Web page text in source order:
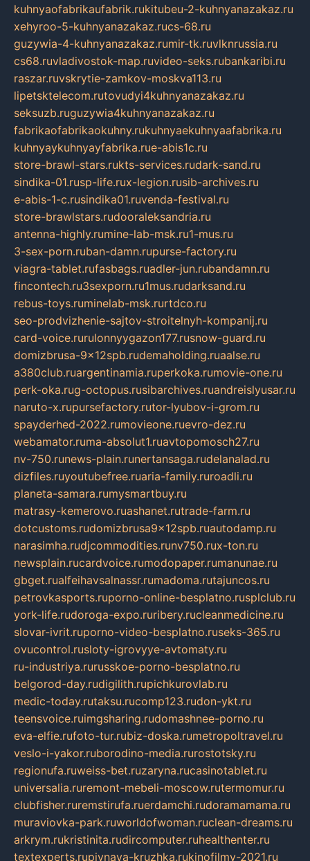
kuhnyaofabrikaufabrik.rukitubeu-2-kuhnyanazakaz.ru
xehyroo-5-kuhnyanazakaz.rucs-68.ru
guzywia-4-kuhnyanazakaz.rumir-tk.ruvlknrussia.ru
cs68.ruvladivostok-map.ruvideo-seks.rubankaribi.ru
raszar.ruvskrytie-zamkov-moskva113.ru
lipetsktelecom.rutovudyi4kuhnyanazakaz.ru
seksuzb.ruguzywia4kuhnyanazakaz.ru
fabrikaofabrikaokuhny.rukuhnyaekuhnyaafabrika.ru
kuhnyaykuhnyayfabrika.rue-abis1c.ru
store-brawl-stars.rukts-services.rudark-sand.ru
sindika-01.rusp-life.rux-legion.rusib-archives.ru
e-abis-1-c.rusindika01.ruvenda-festival.ru
store-brawlstars.rudooraleksandria.ru
antenna-highly.rumine-lab-msk.ru1-mus.ru
3-sex-porn.ruban-damn.rupurse-factory.ru
viagra-tablet.rufasbags.ruadler-jun.rubandamn.ru
fincontech.ru3sexporn.ru1mus.rudarksand.ru
rebus-toys.ruminelab-msk.rurtdco.ru
seo-prodvizhenie-sajtov-stroitelnyh-kompanij.ru
card-voice.rurulonnyygazon177.rusnow-guard.ru
domizbrusa-9x12spb.rudemaholding.ruaalse.ru
a380club.ruargentinamia.ruperkoka.rumovie-one.ru
perk-oka.rug-octopus.rusibarchives.ruandreislyusar.ru
naruto-x.rupursefactory.rutor-lyubov-i-grom.ru
spayderhed-2022.rumovieone.ruevro-dez.ru
webamator.ruma-absolut1.ruavtopomosch27.ru
nv-750.runews-plain.runertansaga.rudelanalad.ru
dizfiles.ruyoutubefree.ruaria-family.ruroadli.ru
planeta-samara.rumysmartbuy.ru
matrasy-kemerovo.ruashanet.rutrade-farm.ru
dotcustoms.rudomizbrusa9x12spb.ruautodamp.ru
narasimha.rudjcommodities.runv750.rux-ton.ru
newsplain.rucardvoice.rumodopaper.rumanunae.ru
gbget.rualfeihavsalnassr.rumadoma.rutajuncos.ru
petrovkasports.ruporno-online-besplatno.rusplclub.ru
york-life.rudoroga-expo.ruribery.rucleanmedicine.ru
slovar-ivrit.ruporno-video-besplatno.ruseks-365.ru
ovucontrol.rusloty-igrovyye-avtomaty.ru
ru-industriya.rurusskoe-porno-besplatno.ru
belgorod-day.rudigilith.rupichkurovlab.ru
medic-today.rutaksu.rucomp123.rudon-ykt.ru
teensvoice.ruimgsharing.rudomashnee-porno.ru
eva-elfie.rufoto-tur.rubiz-doska.rumetropoltravel.ru
veslo-i-yakor.ruborodino-media.rurostotsky.ru
regionufa.ruweiss-bet.ruzaryna.rucasinotablet.ru
universalia.ruremont-mebeli-moscow.rutermomur.ru
clubfisher.ruremstirufa.ruerdamchi.rudoramamama.ru
muraviovka-park.ruworldofwoman.ruclean-dreams.ru
arkrym.rukristinita.rudircomputer.ruhealthenter.ru
textexperts.rupivnaya-kruzhka.rukinofilmy-2021.ru